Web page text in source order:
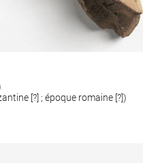
[?] ; époque romaine [?])